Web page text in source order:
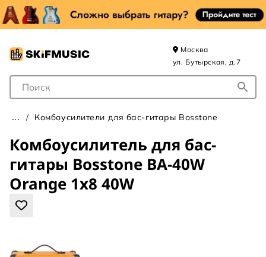
Поле для Поиска
Москва
ул. Бутырская, д.7
Комбоусилители для бас-гитары Bosstone
Комбоусилитель для бас-
гитары Bosstone BA-40W
Orange 1х8 40W